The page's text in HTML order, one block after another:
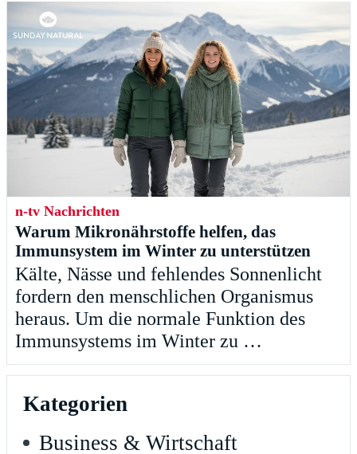
n-tv Nachrichten
Warum Mikronährstoffe helfen, das
Immunsystem im Winter zu unterstützen
Kälte, Nässe und fehlendes Sonnenlicht
fordern den menschlichen Organismus
heraus. Um die normale Funktion des
Immunsystems im Winter zu …
Kategorien
Business & Wirtschaft